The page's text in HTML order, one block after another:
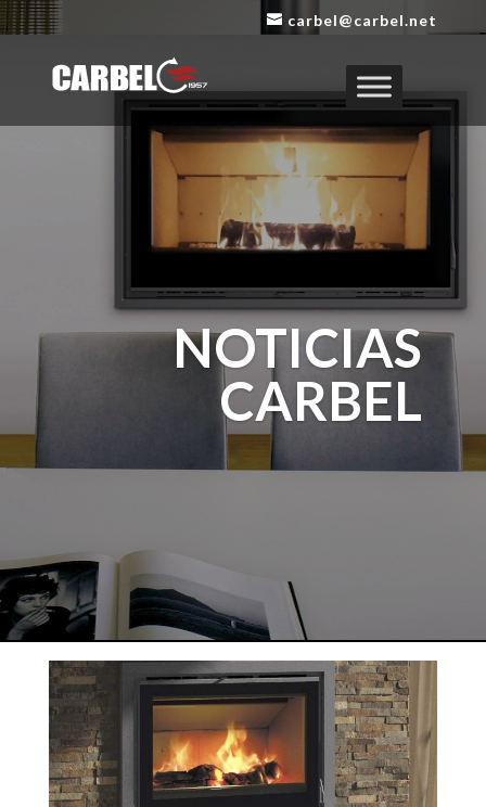
carbel@carbel.net
NOTICIAS
CARBEL
Reproductor